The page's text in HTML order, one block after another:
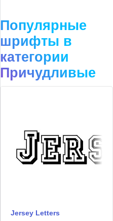
Популярные
шрифты в
категории
Причудливые
Jersey Letters